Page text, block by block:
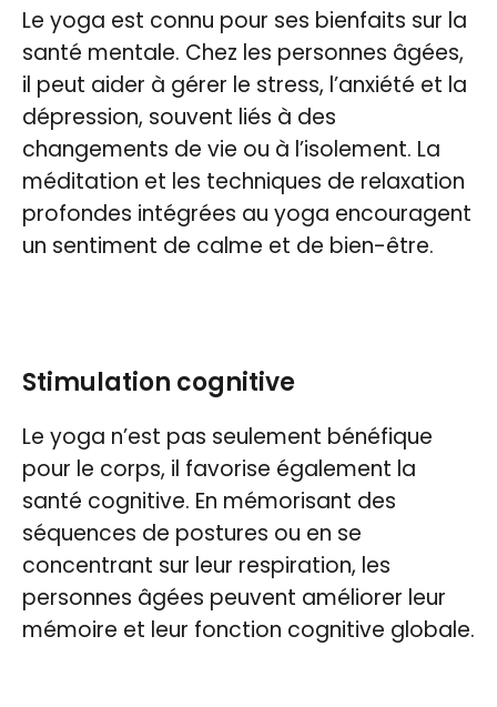
Le yoga est connu pour ses bienfaits sur la
santé mentale. Chez les personnes âgées,
il peut aider à gérer le stress, l’anxiété et la
dépression, souvent liés à des
changements de vie ou à l’isolement. La
méditation et les techniques de relaxation
profondes intégrées au yoga encouragent
un sentiment de calme et de bien-être.
Stimulation cognitive
Le yoga n’est pas seulement bénéfique
pour le corps, il favorise également la
santé cognitive. En mémorisant des
séquences de postures ou en se
concentrant sur leur respiration, les
personnes âgées peuvent améliorer leur
mémoire et leur fonction cognitive globale.